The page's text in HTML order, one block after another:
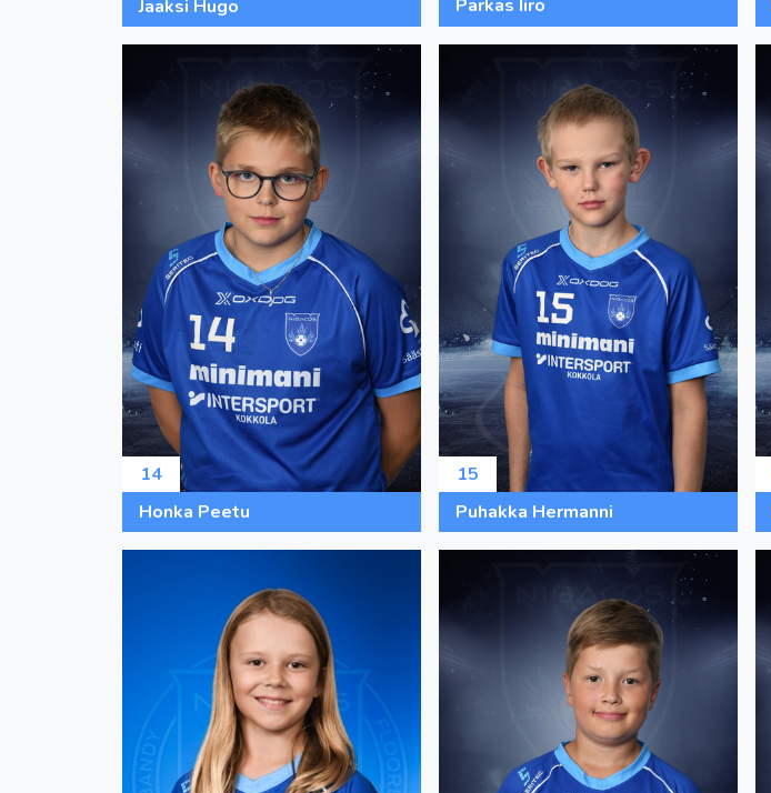
Jaaksi Hugo Parkas Iiro
14
Honka Peetu
15
Puhakka Hermanni